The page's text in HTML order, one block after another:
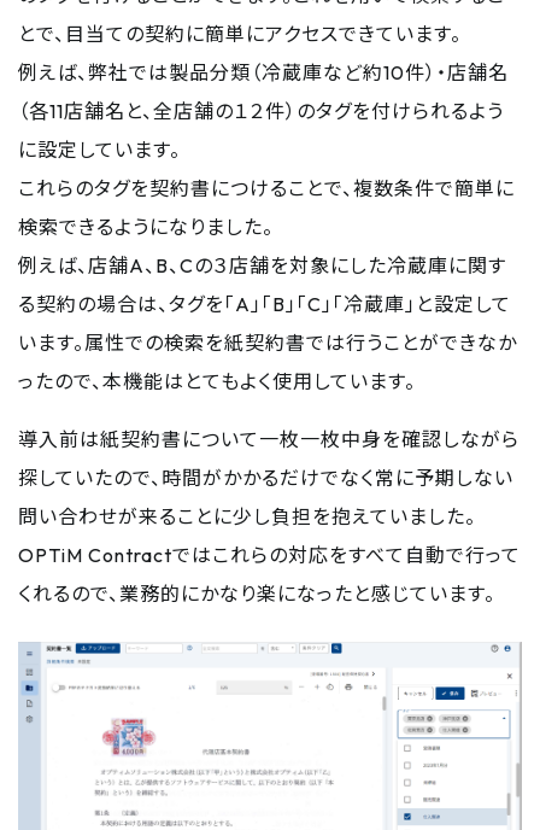
とで、目当ての契約に簡単にアクセスできています。
例えば、弊社では製品分類（冷蔵庫など約10件）・店舗名
（各11店舗名と、全店舗の１２件）のタグを付けられるよう
に設定しています。
これらのタグを契約書につけることで、複数条件で簡単に
検索できるようになりました。
例えば、店舗A、B、Cの３店舗を対象にした冷蔵庫に関す
る契約の場合は、タグを「A」「B」「C」「冷蔵庫」と設定して
います。属性での検索を紙契約書では行うことができなか
ったので、本機能はとてもよく使用しています。
導入前は紙契約書について一枚一枚中身を確認しながら
探していたので、時間がかかるだけでなく常に予期しない
問い合わせが来ることに少し負担を抱えていました。
OPTiM Contractではこれらの対応をすべて自動で行って
くれるので、業務的にかなり楽になったと感じています。